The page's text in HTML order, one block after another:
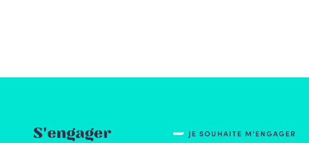
S'engager JE SOUHAITE M'ENGAGER